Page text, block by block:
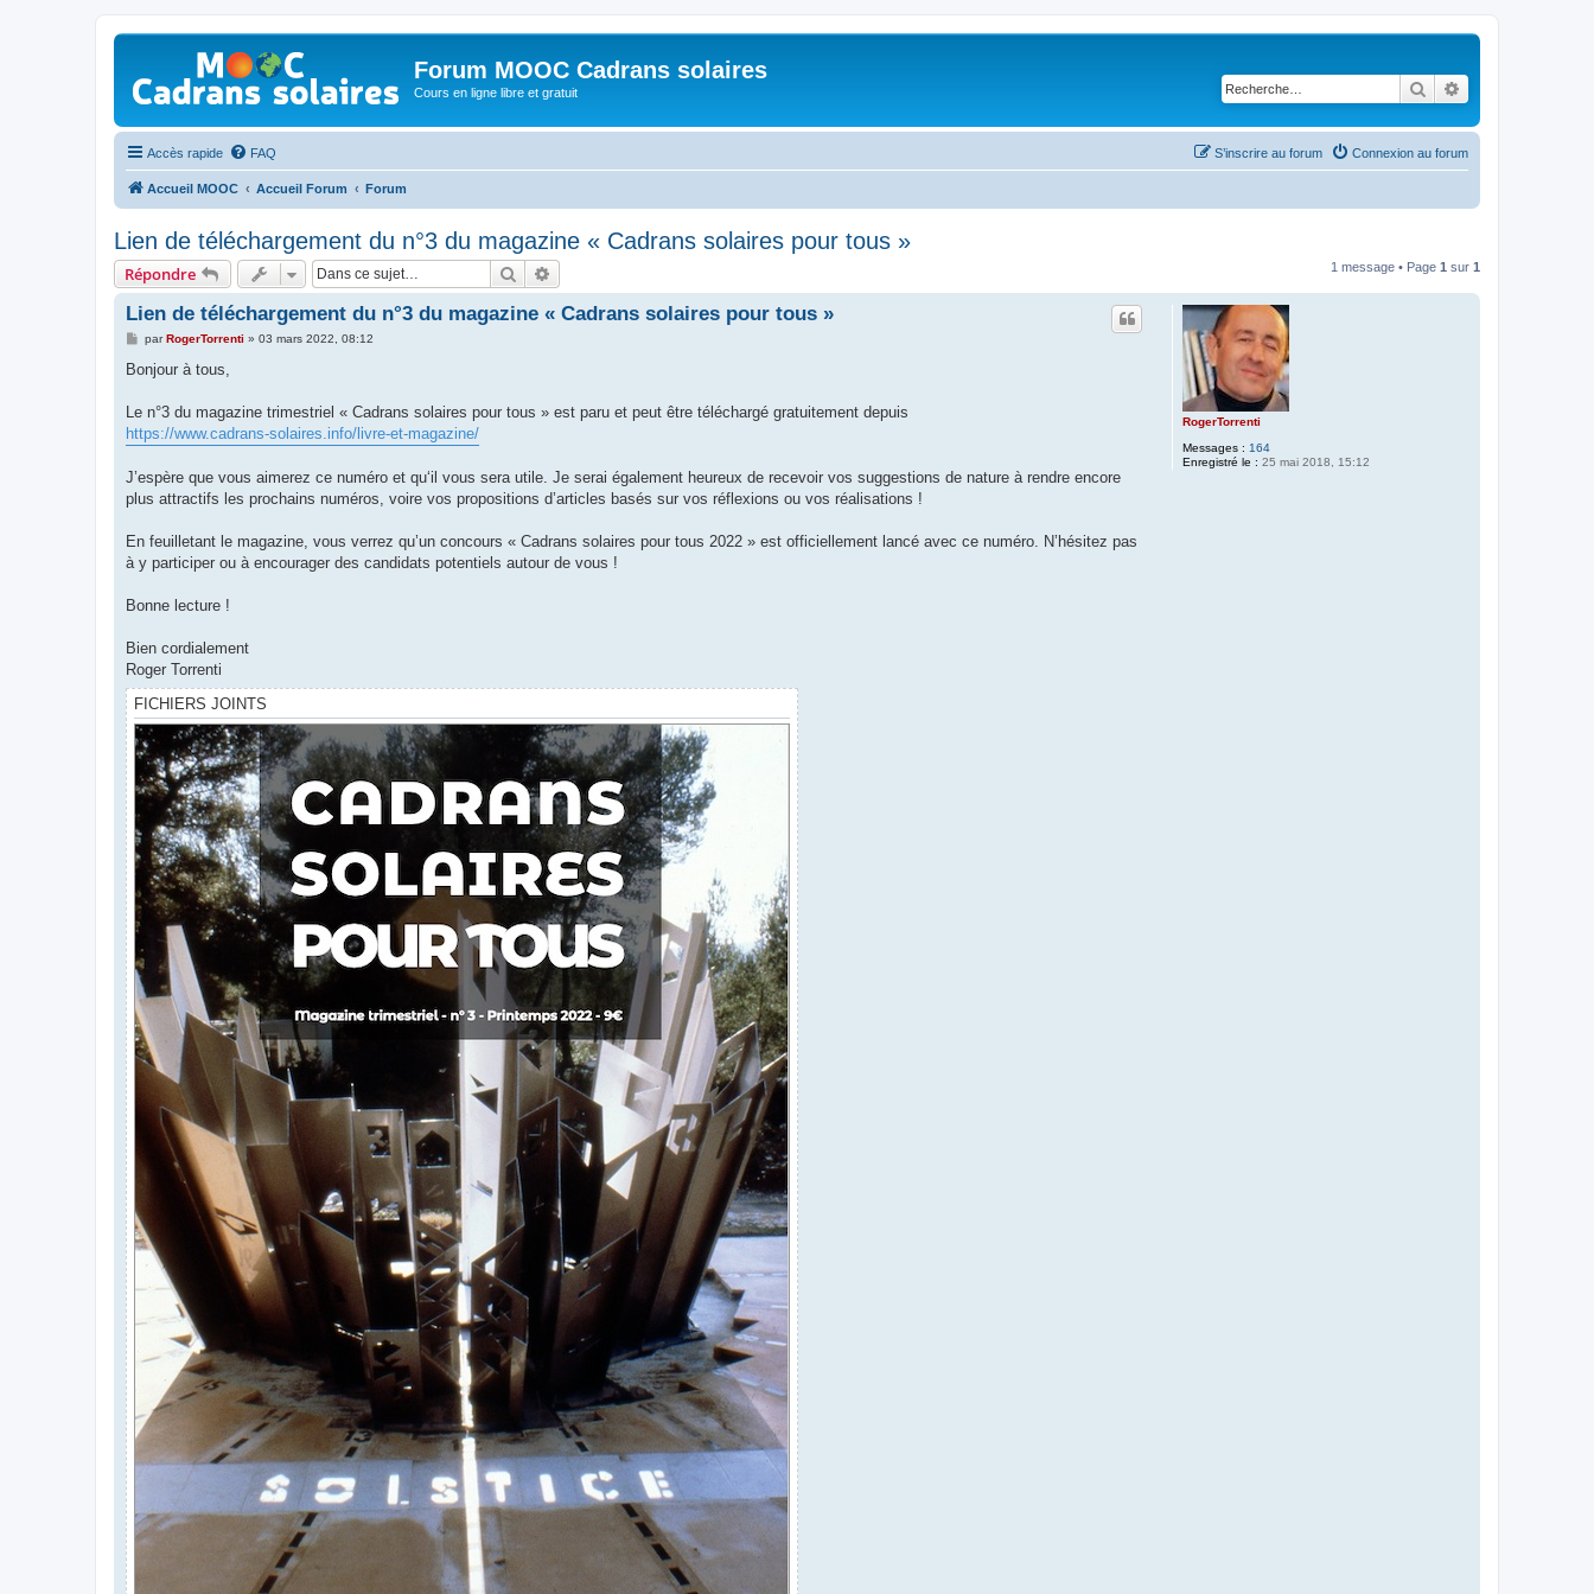
Forum MOOC Cadrans solaires
Cours en ligne libre et gratuit Rechercher
Accès rapide FAQ Connexion au forum
S’inscrire au forum
Accueil MOOC Accueil Forum Forum
Lien de téléchargement du n°3 du magazine « Cadrans solaires pour tous »
Répondre Rechercher 1 message • Page 1 sur 1
RogerTorrenti
Messages : 164
Enregistré le : 25 mai 2018, 15:12
Lien de téléchargement du n°3 du magazine « Cadrans solaires pour tous »
M
s
g
parRogerTorrenti » 03 mars 2022, 08:12
Bonjour à tous,
Le n°3 du magazine trimestriel « Cadrans solaires pour tous » est paru et peut être téléchargé gratuitement depuis
https://www.cadrans-solaires.info/livre-et-magazine/
J’espère que vous aimerez ce numéro et qu‘il vous sera utile. Je serai également heureux de recevoir vos suggestions de nature à rendre encore
plus attractifs les prochains numéros, voire vos propositions d’articles basés sur vos réflexions ou vos réalisations !
En feuilletant le magazine, vous verrez qu’un concours « Cadrans solaires pour tous 2022 » est officiellement lancé avec ce numéro. N’hésitez pas
à y participer ou à encourager des candidats potentiels autour de vous !
Bonne lecture !
Bien cordialement
Roger Torrenti
FICHIERS JOINTS